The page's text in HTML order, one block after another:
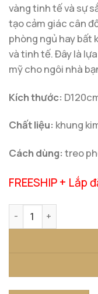
vàng tinh tế và sự
tạo cảm giác cân
phòng ngủ hay bất
và tinh tế. Đây là
mỹ cho ngôi nhà
Kích thước:
Chất liệu: khung
Cách dùng: treo
FREESHIP + Lắp
Gương Treo Tường